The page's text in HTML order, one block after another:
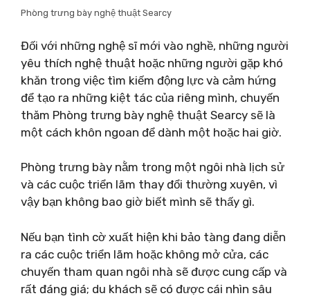
Phòng trưng bày nghệ thuật Searcy
Đối với những nghệ sĩ mới vào nghề, những người
yêu thích nghệ thuật hoặc những người gặp khó
khăn trong việc tìm kiếm động lực và cảm hứng
để tạo ra những kiệt tác của riêng mình, chuyến
thăm Phòng trưng bày nghệ thuật Searcy sẽ là
một cách khôn ngoan để dành một hoặc hai giờ.
Phòng trưng bày nằm trong một ngôi nhà lịch sử
và các cuộc triển lãm thay đổi thường xuyên, vì
vậy bạn không bao giờ biết mình sẽ thấy gì.
Nếu bạn tình cờ xuất hiện khi bảo tàng đang diễn
ra các cuộc triển lãm hoặc không mở cửa, các
chuyến tham quan ngôi nhà sẽ được cung cấp và
rất đáng giá; du khách sẽ có được cái nhìn sâu